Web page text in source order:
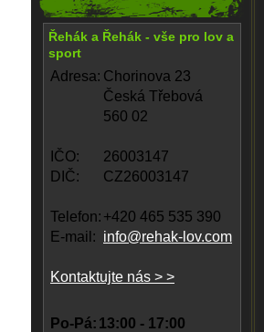
Řehák a Řehák - vše pro lov a
sport
Adresa: Chorinova 23
Česká Třebová
560 02
IČO:
26003147
DIČ:
CZ26003147
Telefon: +420 465 535 390
E-mail: info@rehak-lov.com
Kontaktujte nás > >
Po-Pá: 13:00 - 17:00